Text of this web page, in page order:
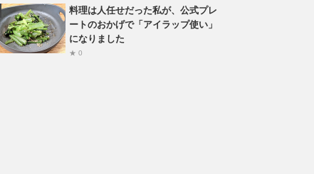
料理は人任せだった私が、公式プレ
ートのおかげで「アイラップ使い」
になりました
★ 0